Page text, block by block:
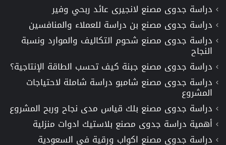
دراسة جدوى مصنع لانجيرى عائد ربحي وفير
دراسة جدوى مصنع بن دراسة للعملاء والمنافسين
دراسة جدوى مصنع شحوم التكاليف والموارد ونسبة
النجاح
دراسة جدوى مصنع جبنة كيف تحسب الطاقة الإنتاجية؟
دراسة جدوى مصنع شامبو دراسة شاملة لاحتياجات
المشروع
دراسة جدوى مصنع بلك قياس مدى نجاح وربح المشروع
أهمية دراسة جدوى مصنع بلاستيك ادوات منزلية
دراسة جدوى مصنع اكواب ورقية في السعودية